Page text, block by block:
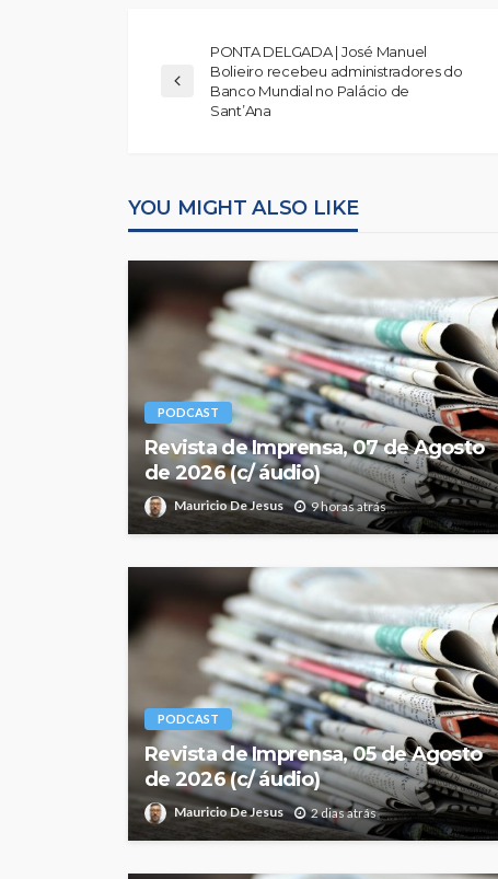
PONTA DELGADA | José Manuel
Bolieiro recebeu administradores do
Banco Mundial no Palácio de
Sant’Ana
YOU MIGHT ALSO LIKE
PODCAST
Revista de Imprensa, 07 de Agosto
de 2026 (c/ áudio)
Mauricio De Jesus 9 horas atrás
PODCAST
Revista de Imprensa, 05 de Agosto
de 2026 (c/ áudio)
Mauricio De Jesus 2 dias atrás